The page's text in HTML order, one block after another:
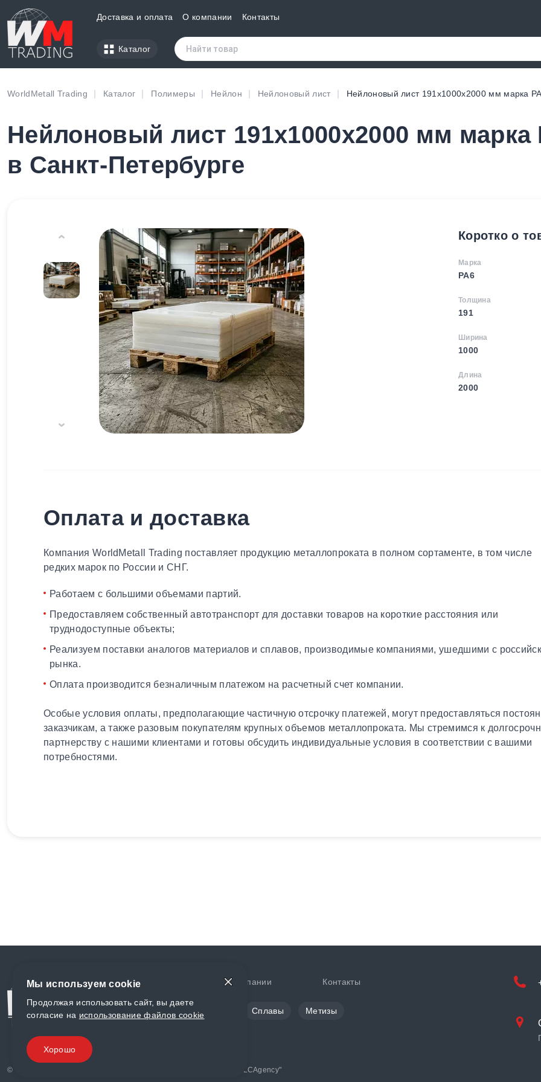
Доставка и оплата О компании Контакты
Каталог
WorldMetall Trading Каталог Полимеры Нейлон Нейлоновый лист Нейлоновый лист 191х1000х2000 мм марка
Нейлоновый лист 191х1000х2000 мм марка
в Санкт-Петербурге
Коротко о
Марка
PA6
Толщина
191
Ширина
1000
Длина
2000
Оплата и доставка
Компания WorldMetall Trading поставляет продукцию металлопроката в полном сортаменте, в том числе
редких марок по России и СНГ.
Работаем с большими объемами партий.
Предоставляем собственный автотранспорт для доставки товаров на короткие расстояния или
труднодоступные объекты;
Реализуем поставки аналогов материалов и сплавов, производимые компаниями, ушедшими с
рынка.
Оплата производится безналичным платежом на расчетный счет компании.
Особые условия оплаты, предполагающие частичную отсрочку платежей, могут предоставляться
заказчикам, а также разовым покупателям крупных объемов металлопроката. Мы стремимся к
партнерству с нашими клиентами и готовы обсудить индивидуальные условия в соответствии с вашими
потребностями.
Доставка и оплата О компании Контакты
Цветной металл Сплавы Метизы
© «World Metall» 2025, Разработка и комплексное продвижение " LCAgency"
Мы используем cookie
Продолжая использовать сайт, вы даете
согласие на использование файлов cookie
Хорошо